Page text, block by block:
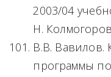
2003/04
Н.
В.В. Вавилов.
программы